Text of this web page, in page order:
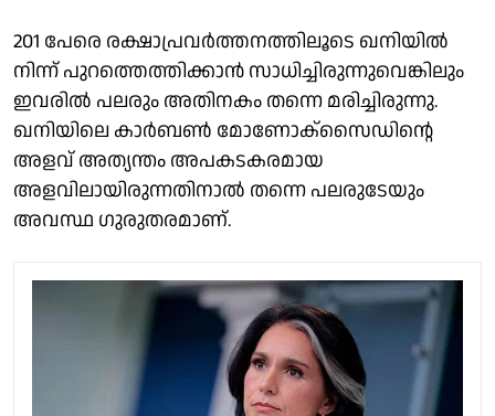
201 പേരെ രക്ഷാപ്രവർത്തനത്തിലൂടെ ഖനിയിൽ
നിന്ന് പുറത്തെത്തിക്കാൻ സാധിച്ചിരുന്നുവെങ്കിലും
ഇവരിൽ പലരും അതിനകം തന്നെ മരിച്ചിരുന്നു.
ഖനിയിലെ കാർബൺ മോണോക്സൈഡിൻ്റെ
അളവ് അത്യന്തം അപകടകരമായ
അളവിലായിരുന്നതിനാൽ തന്നെ പലരുടേയും
അവസ്ഥ ഗുരുതരമാണ്.